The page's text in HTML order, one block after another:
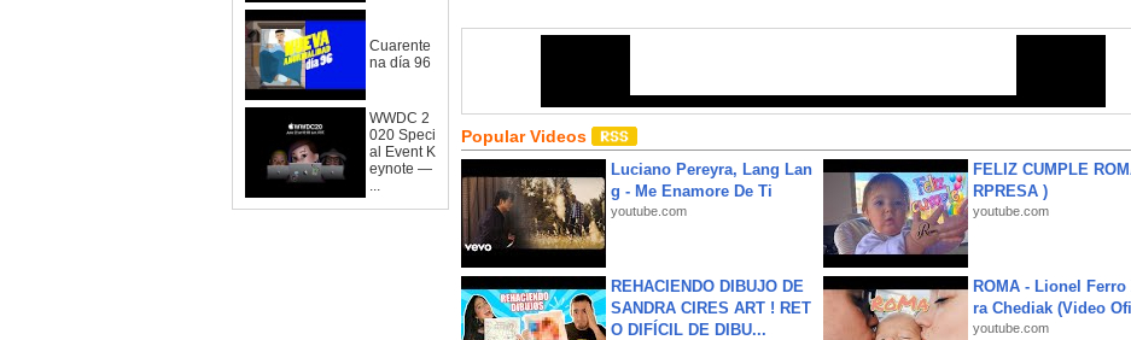
Cuarente
na día 96
WWDC 2
020 Speci
al Event K
eynote —
...
Popular Videos
Luciano Pereyra, Lang Lan
g - Me Enamore De Ti
youtube.com
FELIZ CUMPLE
RPRESA )
youtube.com
REHACIENDO DIBUJO DE
SANDRA CIRES ART ! RET
O DIFÍCIL DE DIBU...
ROMA - Lionel Ferro
ra Chediak (Video
youtube.com